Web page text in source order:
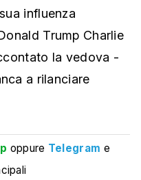
influenza
Trump Charlie
la vedova -
a rilanciare
oppure Telegram e